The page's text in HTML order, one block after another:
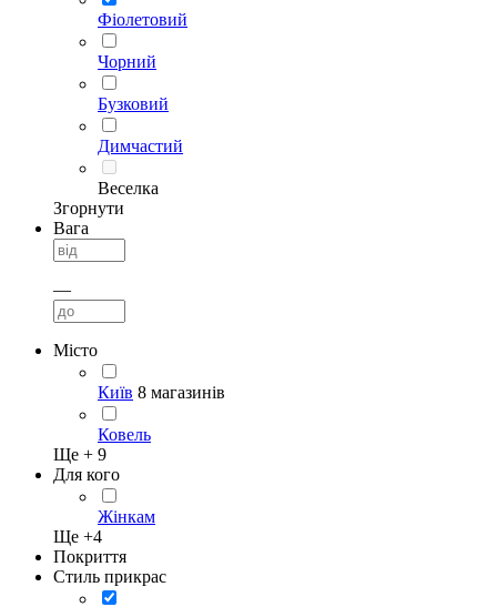
Фіолетовий
Чорний
Бузковий
Димчастий
Веселка
Згорнути
Вага
—
Місто
Київ 8 магазинів
Ковель
Ще + 9
Для кого
Жінкам
Ще +4
Покриття
Стиль прикрас